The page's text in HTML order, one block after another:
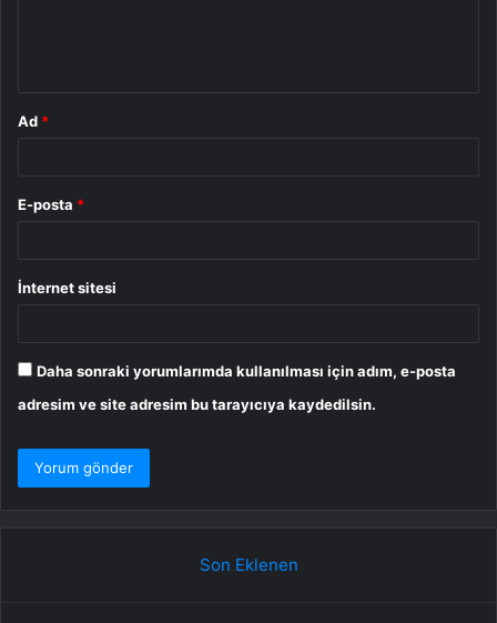
Ad *
E-posta *
İnternet sitesi
Daha sonraki yorumlarımda kullanılması için adım, e-posta
adresim ve site adresim bu tarayıcıya kaydedilsin.
Son Eklenen